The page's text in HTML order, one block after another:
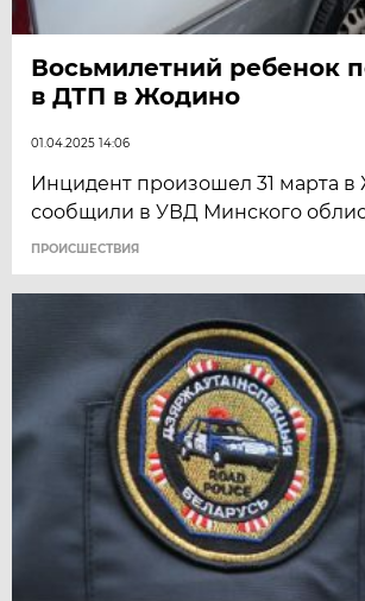
Восьмилетний ребенок
в ДТП в Жодино
01.04.2025 14:06
Инцидент произошел 31 марта
сообщили в УВД Минского
ПРОИСШЕСТВИЯ